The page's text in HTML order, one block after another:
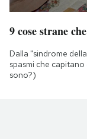
9 cose strane
Dalla "sindrome
spasmi che
sono?)